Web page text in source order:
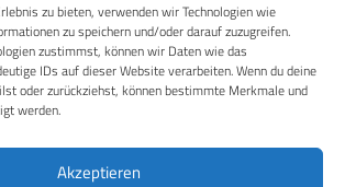
zu bieten, verwenden wir Technologien wie
zu speichern und/oder darauf zuzugreifen.
zustimmst, können wir Daten wie das
IDs auf dieser Website verarbeiten. Wenn du deine
oder zurückziehst, können bestimmte Merkmale und
werden.
Akzeptieren
(EU)